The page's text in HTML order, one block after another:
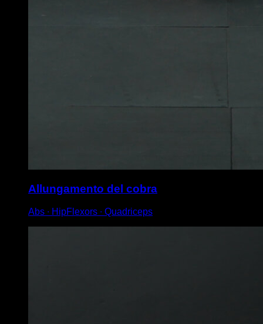
Allungamento del cobra
Abs ∙ HipFlexors ∙ Quadriceps